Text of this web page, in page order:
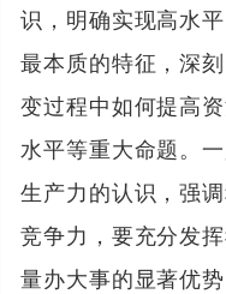
识，明确实现高水
最本质的特征，深
变过程中如何提高
水平等重大命题。
生产力的认识，强
竞争力，要充分发
量办大事的显著优